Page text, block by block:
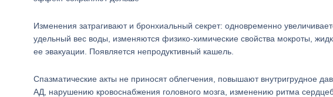
Изменения затрагивают и бронхиальный секрет: одновременно
удельный вес воды, изменяются физико-химические свойства мокроты,
ее эвакуации. Появляется непродуктивный кашель.
Спазматические акты не приносят облегчения, повышают внутригрудное
АД, нарушению кровоснабжения головного мозга, изменению ритма